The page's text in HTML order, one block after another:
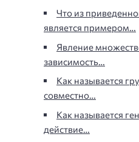
Что из
является примером…
Явление
зависимость…
Как называется
совместно…
Как называется
действие…